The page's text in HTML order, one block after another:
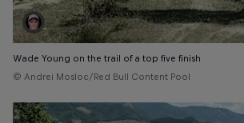
Wade Young on the trail of a top five finish
© Andrei Mosloc/Red Bull Content Pool